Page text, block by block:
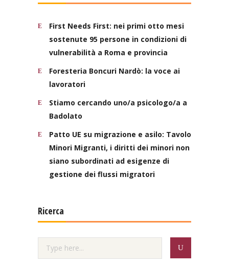
First Needs First: nei primi otto mesi
sostenute 95 persone in condizioni di
vulnerabilità a Roma e provincia
Foresteria Boncuri Nardò: la voce ai
lavoratori
Stiamo cercando uno/a psicologo/a a
Badolato
Patto UE su migrazione e asilo: Tavolo
Minori Migranti, i diritti dei minori non
siano subordinati ad esigenze di
gestione dei flussi migratori
Ricerca